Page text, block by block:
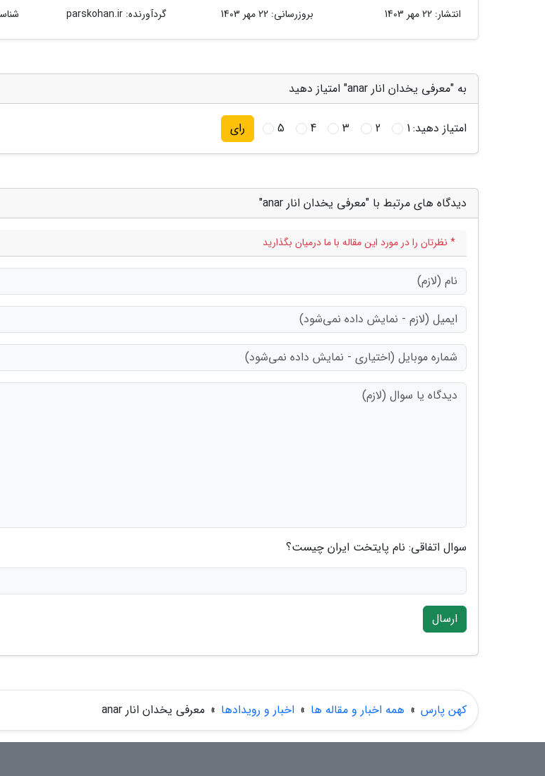
انتشار: 22 مهر 1403 بروزرسانی: 22 مهر 1403 گردآورنده:parskohan.ir
به "معرفی یخدان انار anar" امتیاز دهید
امتیاز دهید:1
2
3
4
5 رای
دیدگاه های مرتبط با "معرفی یخدان انار anar"
* نظرتان را در مورد این مقاله با ما درمیان بگذارید
سوال اتفاقی: نام پایتخت ایران چیست؟
ارسال
کهن پارس » همه اخبار و مقاله ها » اخبار و رویدادها » معرفی یخدان انار anar